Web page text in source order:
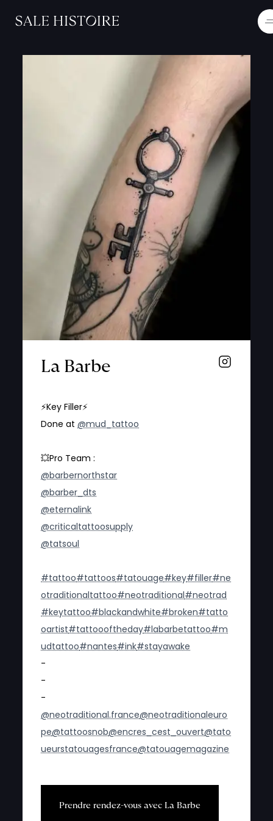
La Barbe
⚡️Key Filler⚡️
Done at@mud_tattoo
💥Pro Team :
@barbernorthstar
@barber_dts
@eternalink
@criticaltattoosupply
@tatsoul
#tattoo#tattoos#tatouage#key#filler#ne
otraditionaltattoo#neotraditional#neotrad
#keytattoo#blackandwhite#broken#tatto
oartist#tattoooftheday#labarbetattoo#m
udtattoo#nantes#ink#stayawake
-
-
-
@neotraditional.france@neotraditionaleuro
pe@tattoosnob@encres_cest_ouvert@tato
ueurstatouagesfrance@tatouagemagazine
Prendre rendez-vous avec La Barbe